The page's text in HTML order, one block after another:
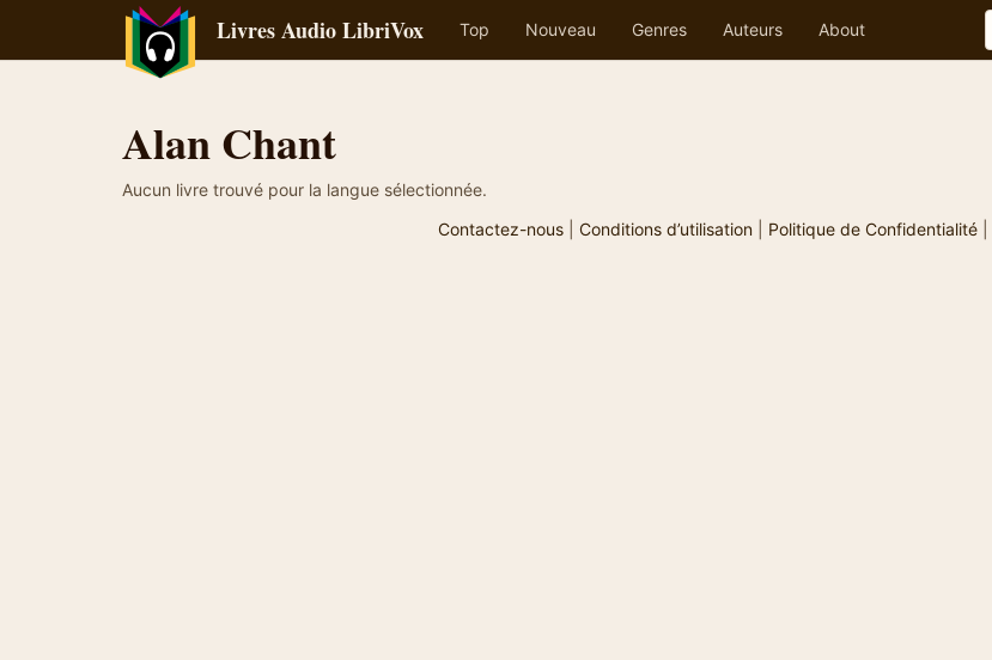
Livres Audio LibriVox Top Nouveau Genres Auteurs About
Alan Chant
Aucun livre trouvé pour la langue sélectionnée.
Contactez-nous| Conditions d’utilisation| Politique de Confidentialité|